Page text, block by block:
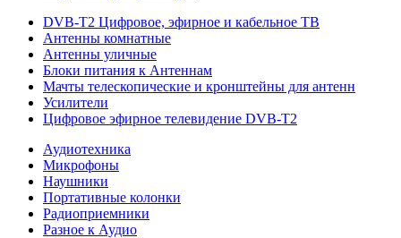
DVB-T2 Цифровое, эфирное и кабельное ТВ
Антенны комнатные
Антенны уличные
Блоки питания к Антеннам
Мачты телескопические и кронштейны для антенн
Усилители
Цифровое эфирное телевидение DVB-Т2
Аудиотехника
Микрофоны
Наушники
Портативные колонки
Радиоприемники
Разное к Аудио